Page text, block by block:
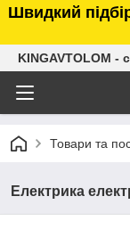
Швидкий
KINGAVTOLOM -
Товари та
Електрика